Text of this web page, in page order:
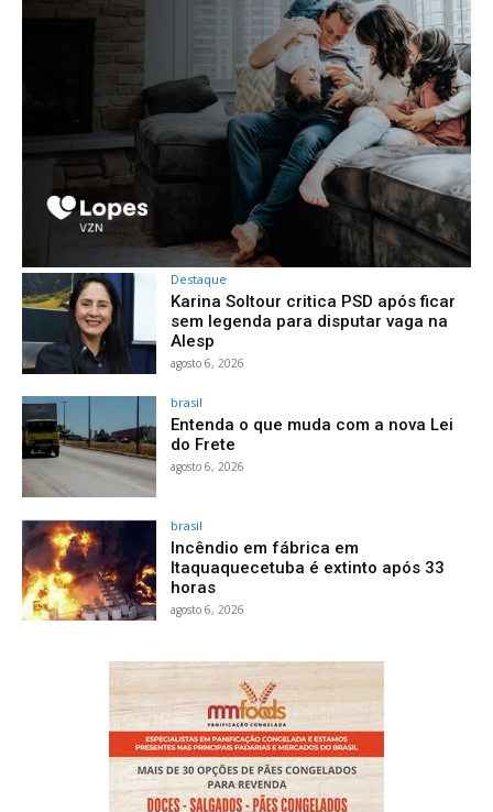
Destaque
Karina Soltour critica PSD após ficar
sem legenda para disputar vaga na
Alesp
agosto 6, 2026
brasil
Entenda o que muda com a nova Lei
do Frete
agosto 6, 2026
brasil
Incêndio em fábrica em
Itaquaquecetuba é extinto após 33
horas
agosto 6, 2026